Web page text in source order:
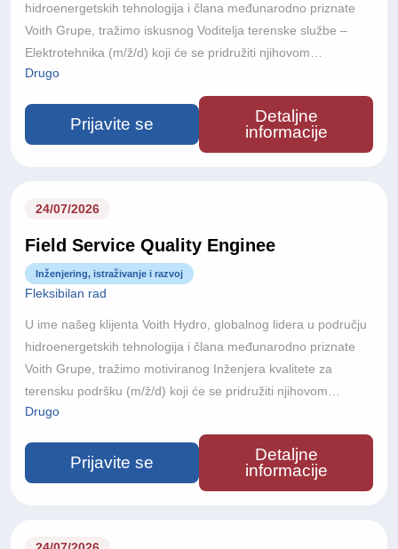
hidroenergetskih tehnologija i člana međunarodno priznate
Voith Grupe, tražimo iskusnog Voditelja terenske službe –
Elektrotehnika (m/ž/d) koji će se pridružiti njihovom
međunarodnom projektnom timu.S više od 150 godina
inženjerske izvrsnosti, poslovanjem u više od 60 zemalja i
približno 22.000 zaposlenika diljem svijeta, Voith razvija
inovativne tehnologije koje pokreću održivu proizvodnju
Drugo
Prijavite se
Detaljne
informacije
24/07/2026
Field Service Quality Enginee
Inženjering, istraživanje i razvoj
Fleksibilan rad
U ime našeg klijenta Voith Hydro, globalnog lidera u području
hidroenergetskih tehnologija i člana međunarodno priznate
Voith Grupe, tražimo motiviranog Inženjera kvalitete za
terensku podršku (m/ž/d) koji će se pridružiti njihovom
međunarodnom projektnom timu.S više od 150 godina
inženjerske izvrsnosti, poslovanjem u više od 60 zemalja i
približno 22.000 zaposlenika diljem svijeta, Voith razvija
inovativne tehnologije koje podržavaju održivu proizvodnju
Drugo
Prijavite se
Detaljne
informacije